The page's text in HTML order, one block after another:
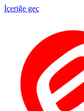
İçeriğe geç